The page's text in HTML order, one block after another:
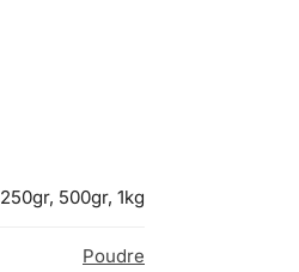
500gr, 1kg
Poudre